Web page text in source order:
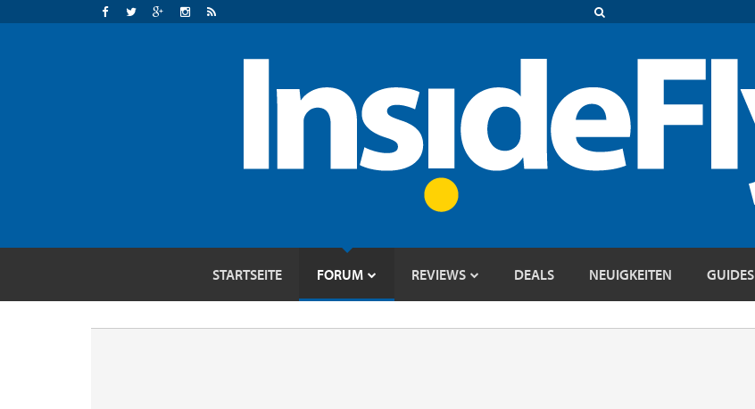
STARTSEITE FORUM REVIEWS DEALS NEUIGKEITEN GUIDES